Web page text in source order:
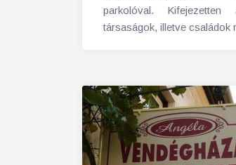
parkolóval. Kifejezetten
társaságok, illetve családok